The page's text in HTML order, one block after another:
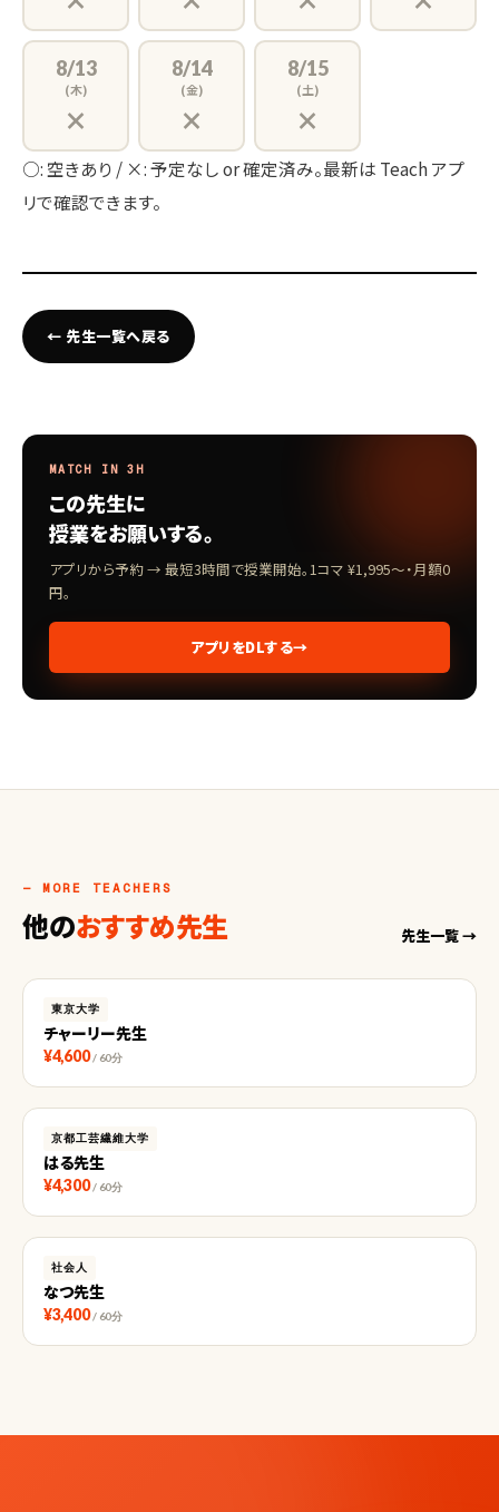
8/13
(木)
×
8/14
(金)
×
8/15
(土)
×
○: 空きあり / ×: 予定なし or 確定済み。最新は Teach アプ
リで確認できます。
← 先生一覧へ戻る
MATCH IN 3H
この先生に
授業をお願いする。
アプリから予約 → 最短3時間で授業開始。1コマ ¥1,995〜・月額0
円。
アプリをDLする→
— MORE TEACHERS
他のおすすめ先生 先生一覧 →
東京大学
チャーリー先生
¥4,600 / 60分
京都工芸繊維大学
はる先生
¥4,300 / 60分
社会人
なつ先生
¥3,400 / 60分